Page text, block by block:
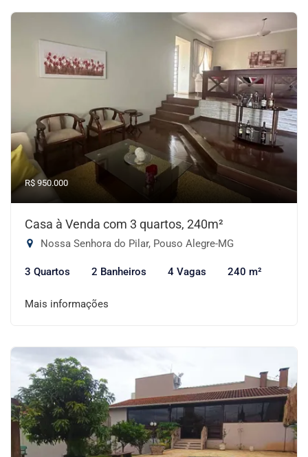
R$ 950.000
Casa à Venda com 3 quartos, 240m²
Nossa Senhora do Pilar, Pouso Alegre-MG
3 Quartos 2 Banheiros 4 Vagas 240 m²
Mais informações